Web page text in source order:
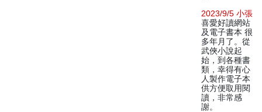
2023/9/5 小張
喜愛好讀網站
及電子書本 很
多年月了。從
武俠小說起
始，到各種書
類，幸得有心
人製作電子本
供方便取用閱
讀，非常感
謝。